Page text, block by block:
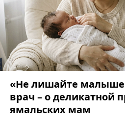
«Не лишайте
врач – о деликатной
ямальских мам